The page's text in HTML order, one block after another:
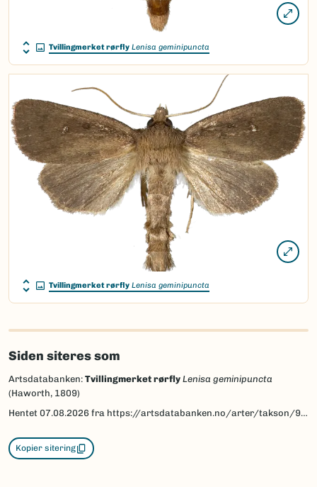
Tvillingmerket rørfly Lenisa geminipuncta
Tvillingmerket rørfly Lenisa geminipuncta
Siden siteres som
Artsdatabanken: Tvillingmerket rørfly Lenisa geminipuncta
(Haworth, 1809)
Hentet 07.08.2026 fra https://artsdatabanken.no/arter/takson/95239
Kopier sitering